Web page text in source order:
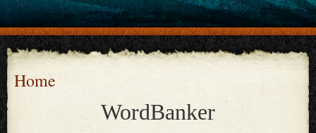
Home
WordBanker